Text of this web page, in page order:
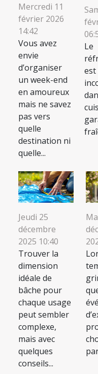
Mercredi 11
février 2026
14:42
Vous avez
envie
d’organiser
un week-end
en amoureux
mais ne savez
pas vers
quelle
destination ni
quelle...
Le
est
Jeudi 25
décembre
2025 10:40
Trouver la
dimension
idéale de
bâche pour
chaque usage
peut sembler
complexe,
mais avec
quelques
conseils...